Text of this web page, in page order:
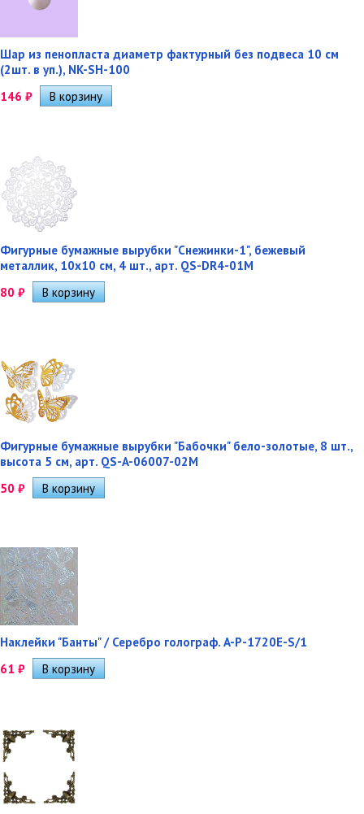
Шар из пенопласта диаметр фактурный без подвеса 10 см
(2шт. в уп.), NK-SH-100
146 ₽
Фигурные бумажные вырубки "Снежинки-1", бежевый
металлик, 10х10 см, 4 шт., арт. QS-DR4-01M
80 ₽
Фигурные бумажные вырубки "Бабочки" бело-золотые, 8 шт.,
высота 5 см, арт. QS-A-06007-02M
50 ₽
Наклейки "Банты" / Серебро голограф. A-P-1720E-S/1
61 ₽